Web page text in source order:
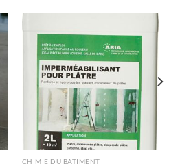
CHIMIE DU BÂTIMENT